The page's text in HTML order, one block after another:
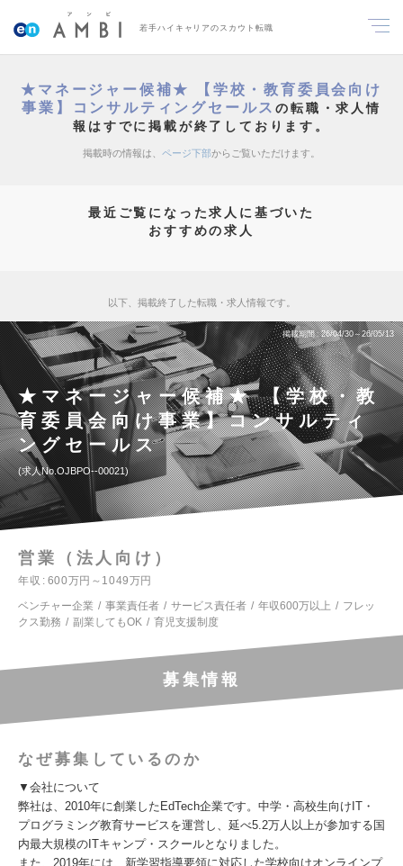
若手ハイキャリアのスカウト転職
★マネージャー候補★ 【学校・教育委員会向け
事業】コンサルティングセールスの転職・求人情
報はすでに掲載が終了しております。
掲載時の情報は、 ページ下部からご覧いただけます。
最近ご覧になった求人に基づいた
おすすめの求人
以下、掲載終了した転職・求人情報です。
掲載期間 26/04/30～26/05/13
★マネージャー候補★ 【学校・教
育委員会向け事業】コンサルティ
ングセールス
求人No.OJBPO--00021
営業（法人向け）
年収
600万円～1049万円
ベンチャー企業
事業責任者 サービス責任者 年収600万以上
フレッ
クス勤務
副業してもOK 育児支援制度
募集情報
なぜ募集しているのか
▼会社について
弊社は、2010年に創業したEdTech企業です。中学・高校生向けIT・
プログラミング教育サービスを運営し、延べ5.2万人以上が参加する国
内最大規模のITキャンプ・スクールとなりました。
また、2019年には、新学習指導要領に対応した学校向けオンラインプ